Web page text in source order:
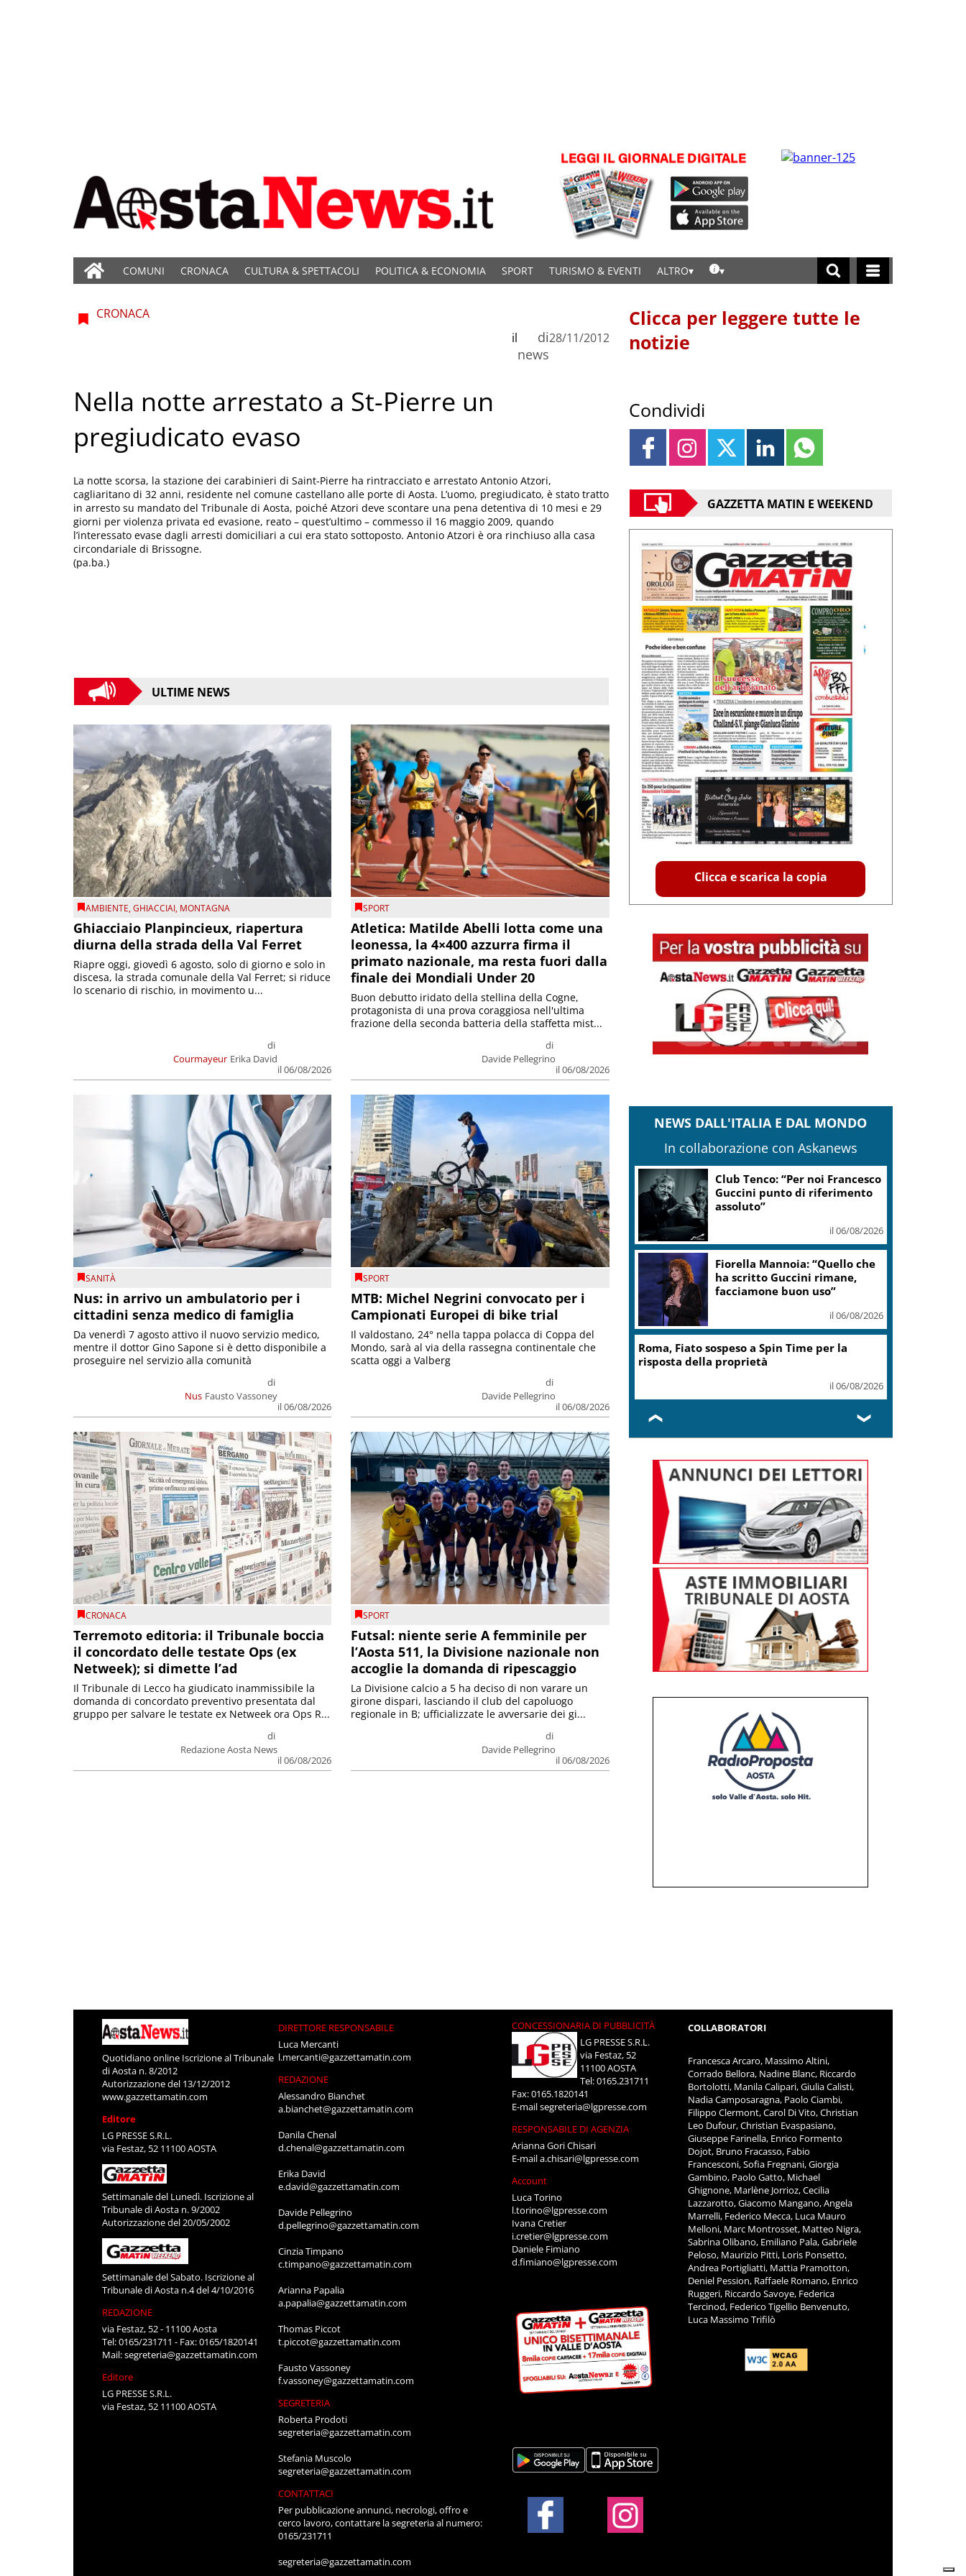
COMUNI CRONACA CULTURA & SPETTACOLI POLITICA & ECONOMIA SPORT TURISMO & EVENTI ALTRO
CRONACA
di
news
il 28/11/2012
Nella notte arrestato a St-Pierre un
pregiudicato evaso
La notte scorsa, la stazione dei carabinieri di Saint-Pierre ha rintracciato e arrestato Antonio Atzori,
cagliaritano di 32 anni, residente nel comune castellano alle porte di Aosta. L’uomo, pregiudicato, è stato tratto
in arresto su mandato del Tribunale di Aosta, poiché Atzori deve scontare una pena detentiva di 10 mesi e 29
giorni per violenza privata ed evasione, reato – quest’ultimo – commesso il 16 maggio 2009, quando
l’interessato evase dagli arresti domiciliari a cui era stato sottoposto. Antonio Atzori è ora rinchiuso alla casa
circondariale di Brissogne.
(pa.ba.)
ULTIME NEWS
AMBIENTE,GHIACCIAI, MONTAGNA
Ghiacciaio Planpincieux, riapertura
diurna della strada della Val Ferret
Courmayeur
di
Erika David
il 06/08/2026
Riapre oggi, giovedì 6 agosto, solo di giorno e solo in
discesa, la strada comunale della Val Ferret; si riduce
lo scenario di rischio, in movimento u...
SPORT
Atletica: Matilde Abelli lotta come una
leonessa, la 4×400 azzurra firma il
primato nazionale, ma resta fuori dalla
finale dei Mondiali Under 20
di
Davide Pellegrino
il 06/08/2026
Buon debutto iridato della stellina della Cogne,
protagonista di una prova coraggiosa nell'ultima
frazione della seconda batteria della staffetta mist...
SANITÀ
Nus: in arrivo un ambulatorio per i
cittadini senza medico di famiglia
Nus
di
Fausto Vassoney
il 06/08/2026
Da venerdì 7 agosto attivo il nuovo servizio medico,
mentre il dottor Gino Sapone si è detto disponibile a
proseguire nel servizio alla comunità
SPORT
MTB: Michel Negrini convocato per i
Campionati Europei di bike trial
di
Davide Pellegrino
il 06/08/2026
Il valdostano, 24° nella tappa polacca di Coppa del
Mondo, sarà al via della rassegna continentale che
scatta oggi a Valberg
CRONACA
Terremoto editoria: il Tribunale boccia
il concordato delle testate Ops (ex
Netweek); si dimette l’ad
di
Redazione Aosta News
il 06/08/2026
Il Tribunale di Lecco ha giudicato inammissibile la
domanda di concordato preventivo presentata dal
gruppo per salvare le testate ex Netweek ora Ops R...
SPORT
Futsal: niente serie A femminile per
l’Aosta 511, la Divisione nazionale non
accoglie la domanda di ripescaggio
di
Davide Pellegrino
il 06/08/2026
La Divisione calcio a 5 ha deciso di non varare un
girone dispari, lasciando il club del capoluogo
regionale in B; ufficializzate le avversarie dei gi...
Clicca per leggere tutte le
notizie
Condividi
GAZZETTA MATIN E WEEKEND
Clicca e scarica la copia
NEWS DALL'ITALIA E DAL MONDO
In collaborazione con Askanews
Club Tenco: “Per noi Francesco
Guccini punto di riferimento
assoluto”
il 06/08/2026
Fiorella Mannoia: “Quello che
ha scritto Guccini rimane,
facciamone buon uso”
il 06/08/2026
Roma, Fiato sospeso a Spin Time per la
risposta della proprietà
il 06/08/2026
❮ ❯
Quotidiano online Iscrizione al Tribunale
di Aosta n. 8/2012
Autorizzazione del 13/12/2012
www.gazzettamatin.com
Editore
LG PRESSE S.R.L.
via Festaz, 52 11100 AOSTA
Settimanale del Lunedì. Iscrizione al
Tribunale di Aosta n. 9/2002
Autorizzazione del 20/05/2002
Settimanale del Sabato. Iscrizione al
Tribunale di Aosta n.4 del 4/10/2016
REDAZIONE
via Festaz, 52 - 11100 Aosta
Tel: 0165/231711 - Fax: 0165/1820141
Mail:segreteria@gazzettamatin.com
Editore
LG PRESSE S.R.L.
via Festaz, 52 11100 AOSTA
DIRETTORE RESPONSABILE
Luca Mercanti
l.mercanti@gazzettamatin.com
REDAZIONE
Alessandro Bianchet
a.bianchet@gazzettamatin.com
Danila Chenal
d.chenal@gazzettamatin.com
Erika David
e.david@gazzettamatin.com
Davide Pellegrino
d.pellegrino@gazzettamatin.com
Cinzia Timpano
c.timpano@gazzettamatin.com
Arianna Papalia
a.papalia@gazzettamatin.com
Thomas Piccot
t.piccot@gazzettamatin.com
Fausto Vassoney
f.vassoney@gazzettamatin.com
SEGRETERIA
Roberta Prodoti
segreteria@gazzettamatin.com
Stefania Muscolo
segreteria@gazzettamatin.com
CONTATTACI
Per pubblicazione annunci, necrologi, offro e
cerco lavoro, contattare la segreteria al numero:
0165/231711
segreteria@gazzettamatin.com
CONCESSIONARIA DI PUBBLICITÀ
LG PRESSE S.R.L.
via Festaz, 52
11100 AOSTA
Tel: 0165.231711
Fax: 0165.1820141
E-mailsegreteria@lgpresse.com
RESPONSABILE DI AGENZIA
Arianna Gori Chisari
E-maila.chisari@lgpresse.com
Account
Luca Torino
l.torino@lgpresse.com
Ivana Cretier
i.cretier@lgpresse.com
Daniele Fimiano
d.fimiano@lgpresse.com
COLLABORATORI
Francesca Arcaro, Massimo Altini,
Corrado Bellora, Nadine Blanc, Riccardo
Bortolotti, Manila Calipari, Giulia Calisti,
Nadia Camposaragna, Paolo Ciambi,
Filippo Clermont, Carol Di Vito, Christian
Leo Dufour, Christian Evaspasiano,
Giuseppe Farinella, Enrico Formento
Dojot, Bruno Fracasso, Fabio
Francesconi, Sofia Fregnani, Giorgia
Gambino, Paolo Gatto, Michael
Ghignone, Marlène Jorrioz, Cecilia
Lazzarotto, Giacomo Mangano, Angela
Marrelli, Federico Mecca, Luca Mauro
Melloni, Marc Montrosset, Matteo Nigra,
Sabrina Olibano, Emiliano Pala, Gabriele
Peloso, Maurizio Pitti, Loris Ponsetto,
Andrea Portigliatti, Mattia Pramotton,
Deniel Pession, Raffaele Romano, Enrico
Ruggeri, Riccardo Savoye, Federica
Tercinod, Federico Tigellio Benvenuto,
Luca Massimo Trifilò